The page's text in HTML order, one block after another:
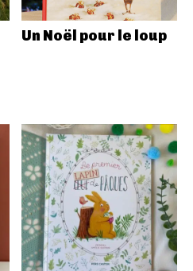
Un Noël pour le loup